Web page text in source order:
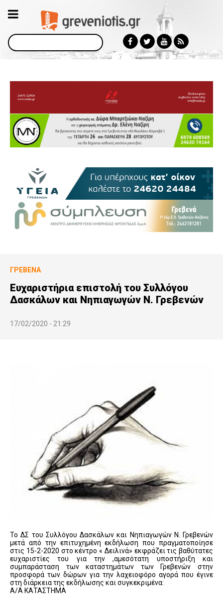
Αναζήτηση
ΓΡΕΒΕΝΆ
Ευχαριστήρια επιστολή του Συλλόγου
Δασκάλων και Νηπιαγωγών Ν. Γρεβενών
17/02/2020 - 21:29
Το ΔΣ του Συλλόγου Δασκάλων και Νηπιαγωγών Ν. Γρεβενών
μετά από την επιτυχημένη εκδήλωση που πραγματοποίησε
στις 15-2-2020 στο κέντρο « Δειλινά» εκφράζει τις βαθύτατες
ευχαριστίες του για την ,αμεσότατη υποστήριξη και
συμπαράσταση των καταστημάτων των Γρεβενών στην
προσφορά των δώρων για την λαχειοφόρο αγορά που έγινε
στη διάρκεια της εκδήλωσης και συγκεκριμένα:
Α/Α ΚΑΤΑΣΤΗΜΑ